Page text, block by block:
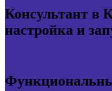
Консультант в
настройка и